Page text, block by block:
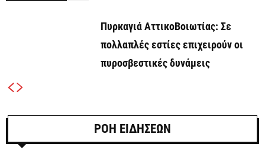
Πυρκαγιά ΑττικοΒοιωτίας: Σε
πολλαπλές εστίες επιχειρούν οι
πυροσβεστικές δυνάμεις
ΡΟΗ ΕΙΔΗΣΕΩΝ